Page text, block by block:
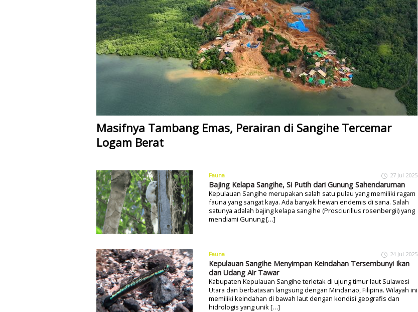
Masifnya Tambang Emas, Perairan di Sangihe Tercemar
Logam Berat
Fauna 27 Jul 2025
Bajing Kelapa Sangihe, Si Putih dari Gunung Sahendaruman
Kepulauan Sangihe merupakan salah satu pulau yang memiliki ragam
fauna yang sangat kaya. Ada banyak hewan endemis di sana. Salah
satunya adalah bajing kelapa sangihe (Prosciurillus rosenbergii) yang
mendiami Gunung […]
Fauna 24 Jul 2025
Kepulauan Sangihe Menyimpan Keindahan Tersembunyi Ikan
dan Udang Air Tawar
Kabupaten Kepulauan Sangihe terletak di ujung timur laut Sulawesi
Utara dan berbatasan langsung dengan Mindanao, Filipina. Wilayah ini
memiliki keindahan di bawah laut dengan kondisi geografis dan
hidrologis yang unik […]